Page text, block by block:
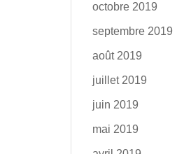
octobre 2019
septembre 2019
août 2019
juillet 2019
juin 2019
mai 2019